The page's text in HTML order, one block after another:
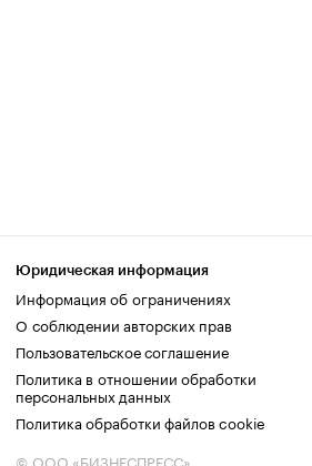
Юридическая информация
Информация об ограничениях
О соблюдении авторских прав
Пользовательское соглашение
Политика в отношении обработки
персональных данных
Политика обработки файлов cookie
© ООО «БИЗНЕСПРЕСС»,